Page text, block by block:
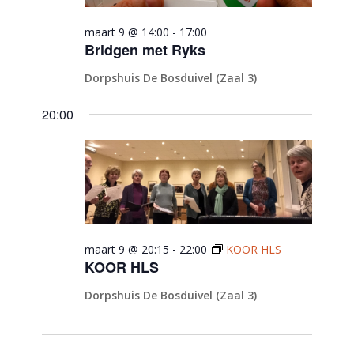
Bridgen met Ryks
maart 9 @ 14:00 - 17:00
Dorpshuis De Bosduivel (Zaal 3)
20:00
KOOR HLS
maart 9 @ 20:15 - 22:00 KOOR HLS
Dorpshuis De Bosduivel (Zaal 3)